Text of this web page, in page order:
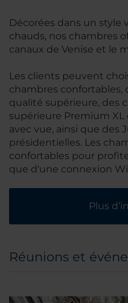
Décorées dans un style
chauds, nos chambres
canaux de Venise et le
Les clients peuvent
chambres confortables,
qualité supérieure, des
supérieure Premium
avec vue, ainsi que des
présidentielles. Les
confortables pour
que d'une connexion
Plus
Réunions et